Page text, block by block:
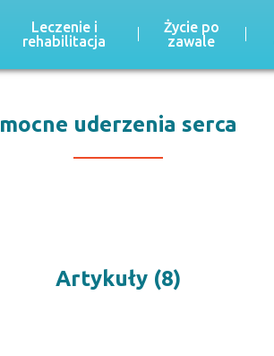
Leczenie i
rehabilitacja
Życie po
zawale
mocne uderzenia serca
Artykuły (8)